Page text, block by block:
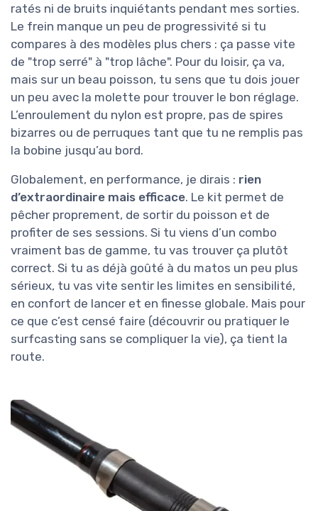
ratés ni de bruits inquiétants pendant mes sorties.
Le frein manque un peu de progressivité si tu
compares à des modèles plus chers : ça passe vite
de "trop serré" à "trop lâche". Pour du loisir, ça va,
mais sur un beau poisson, tu sens que tu dois jouer
un peu avec la molette pour trouver le bon réglage.
L’enroulement du nylon est propre, pas de spires
bizarres ou de perruques tant que tu ne remplis pas
la bobine jusqu’au bord.
Globalement, en performance, je dirais : rien
d’extraordinaire mais efficace. Le kit permet de
pêcher proprement, de sortir du poisson et de
profiter de ses sessions. Si tu viens d’un combo
vraiment bas de gamme, tu vas trouver ça plutôt
correct. Si tu as déjà goûté à du matos un peu plus
sérieux, tu vas vite sentir les limites en sensibilité,
en confort de lancer et en finesse globale. Mais pour
ce que c’est censé faire (découvrir ou pratiquer le
surfcasting sans se compliquer la vie), ça tient la
route.